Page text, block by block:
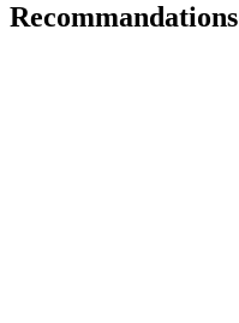
Recommandations